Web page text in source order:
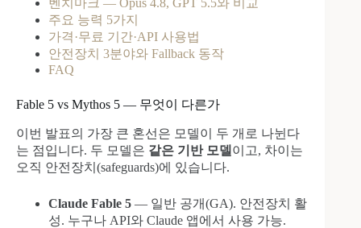
주요 능력 5가지
가격·무료 기간·API 사용법
안전장치 3분야와 Fallback 동작
FAQ
Fable 5 vs Mythos 5 — 무엇이 다른가
이번 발표의 가장 큰 혼선은 모델이 두 개로 나뉜다
는 점입니다. 두 모델은 같은 기반 모델 이고, 차이는
오직 안전장치(safeguards)에 있습니다.
Claude Fable 5 — 일반 공개(GA). 안전장치 활
성. 누구나 API와 Claude 앱에서 사용 가능.